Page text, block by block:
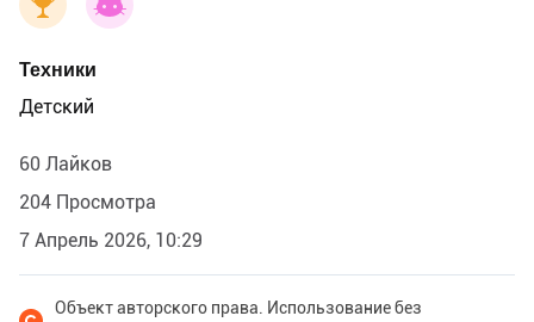
Техники
Детский
60 Лайков
204 Просмотра
7 Апрель 2026, 10:29
Объект авторского права. Использование без